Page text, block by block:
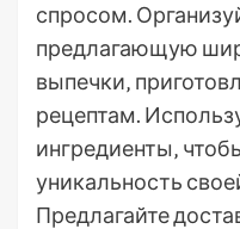
спросом.
предлагающую
выпечки‚
рецептам.
ингредиенты‚
уникальность
Предлагайте